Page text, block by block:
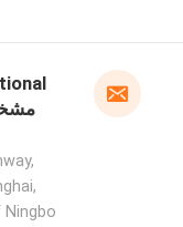
Ningbo